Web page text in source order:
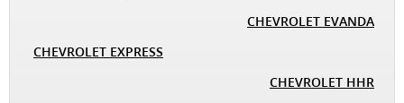
CHEVROLET EVANDA
CHEVROLET EXPRESS
CHEVROLET HHR